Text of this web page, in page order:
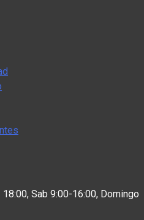
Sab 9:00-16:00, Domingo